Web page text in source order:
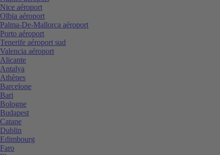
Nice aéroport
Olbia aéroport
Palma-De-Mallorca aéroport
Porto aéroport
Tenerife aéroport sud
Valencia aéroport
Alicante
Antalya
Athènes
Barcelone
Bari
Bologne
Budapest
Catane
Dublin
Edimbourg
Faro